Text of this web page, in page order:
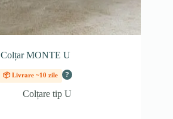
Colțar MONTE U
📦 Livrare ~10 zile ?
Colțare tip U